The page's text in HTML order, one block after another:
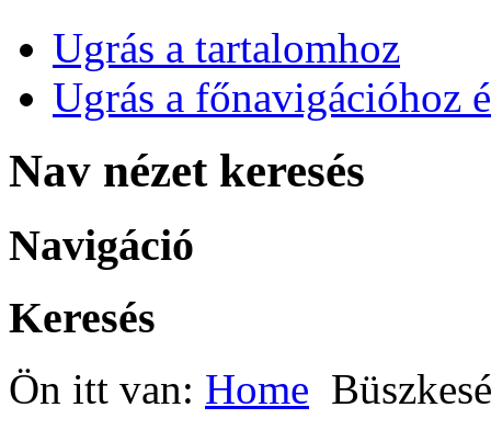
Ugrás a tartalomhoz
Ugrás a főnavigációhoz
Nav nézet keresés
Navigáció
Keresés
Ön itt van: Home